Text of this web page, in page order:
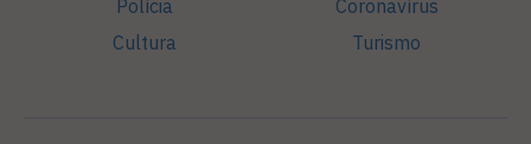
Polícia
Cultura
Coronavírus
Turismo